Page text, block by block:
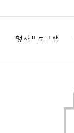
행사프로그램